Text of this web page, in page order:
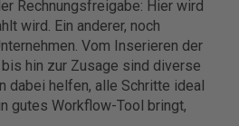
Rechnungsfreigabe: Hier wird
wird. Ein anderer, noch
Vom Inserieren der
hin zur Zusage sind diverse
dabei helfen, alle Schritte ideal
gutes Workflow-Tool bringt,